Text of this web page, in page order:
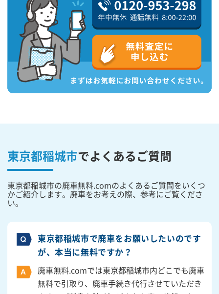
東京都稲城市でよくあるご質問
東京都稲城市の廃車無料.comのよくあるご質問をいくつ
かご紹介します。廃車をお考えの際、参考にご覧くださ
い。
東京都稲城市で廃車をお願いしたいのです
が、本当に無料ですか？
廃車無料.comでは東京都稲城市内どこでも廃車
無料で引取り、廃車手続き代行させていただき